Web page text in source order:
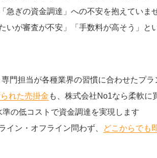
急ぎの資金調達」への不安を抱えていま
いが審査が不安」「手数料が高そう」
専門担当が各種業界の習慣に合わせたプ
れた売掛金 も、株式会社No1なら柔軟に
の低コストで資金調達を実現します
イン・オフライン問わず、
どこからでも